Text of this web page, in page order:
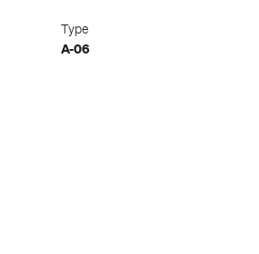
Type
A-06